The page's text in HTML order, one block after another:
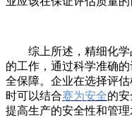
综上所述，精细化
的工作，通过科学准确
全保障。企业在选择评
时可以结合赛为安全的
提高生产的安全性和管理